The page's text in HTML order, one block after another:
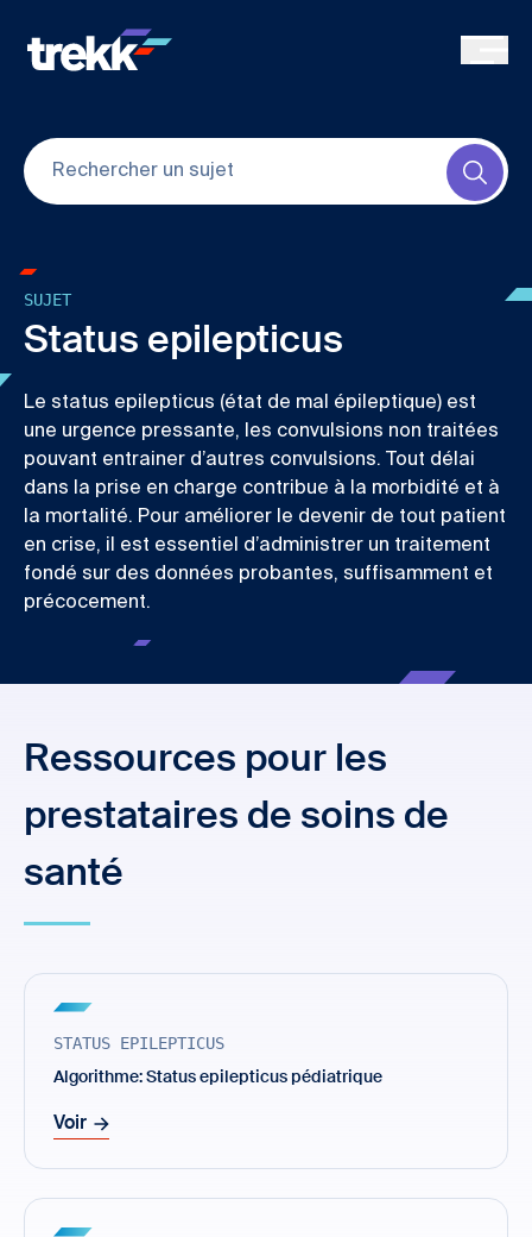
SUJET
Status epilepticus
Le status epilepticus (état de mal épileptique) est
une urgence pressante, les convulsions non traitées
pouvant entrainer d’autres convulsions. Tout délai
dans la prise en charge contribue à la morbidité et à
la mortalité. Pour améliorer le devenir de tout patient
en crise, il est essentiel d’administrer un traitement
fondé sur des données probantes, suffisamment et
précocement.
Ressources pour les
prestataires de soins de
santé
STATUS EPILEPTICUS
Algorithme: Status epilepticus pédiatrique
Voir